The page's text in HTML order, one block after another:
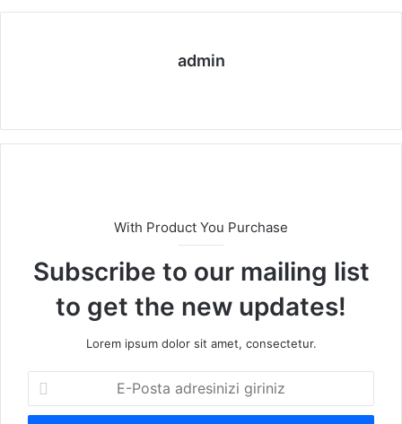
admin
sit
With Product You Purchase
Subscribe to our mailing list
to get the new updates!
Lorem ipsum dolor sit amet, consectetur.
P